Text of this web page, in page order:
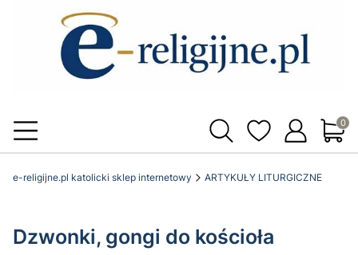
e-religijne.pl katolicki sklep internetowy ARTYKUŁY LITURGICZNE
Dzwonki, gongi do kościoła